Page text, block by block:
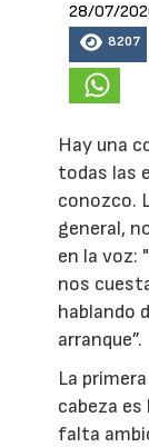
28/07/
8207
Hay una
todas las
conozco.
general,
en la voz:
nos
hablando
arranque”.
La
cabeza
falta